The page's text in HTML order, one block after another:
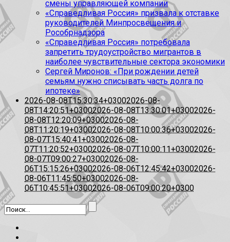
смены управляющей компании
«Справедливая Россия» призвала к отставке
руководителей Минпросвещения и
Рособрнадзора
«Справедливая Россия» потребовала
запретить трудоустройство мигрантов в
наиболее чувствительные сектора экономики
Сергей Миронов: «При рождении детей
семьям нужно списывать часть долга по
ипотеке»
2026-08-08T15:30:34+03002026-08-
08T14:20:51+03002026-08-08T13:30:01+03002026-
08-08T12:20:09+03002026-08-
08T11:20:19+03002026-08-08T10:00:36+03002026-
08-07T15:40:41+03002026-08-
07T11:20:52+03002026-08-07T10:00:11+03002026-
08-07T09:00:27+03002026-08-
06T15:15:26+03002026-08-06T12:45:42+03002026-
08-06T11:45:50+03002026-08-
06T10:45:51+03002026-08-06T09:00:20+0300